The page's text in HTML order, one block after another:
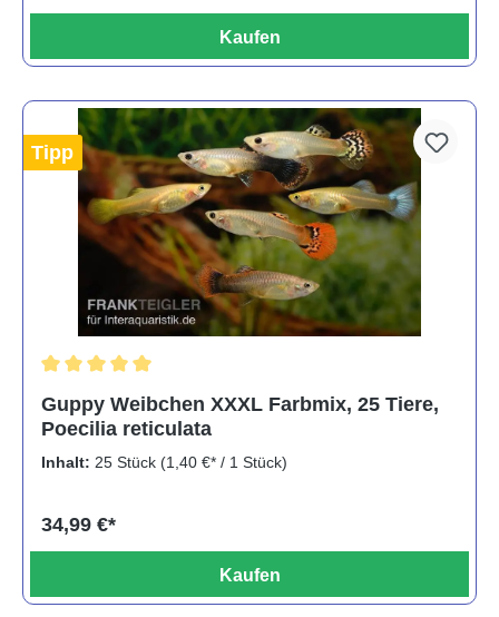
Kaufen
Tipp
Guppy Weibchen XXXL Farbmix, 25 Tiere,
Poecilia reticulata
Inhalt: 25 Stück (1,40 €* / 1 Stück)
34,99 €*
Kaufen